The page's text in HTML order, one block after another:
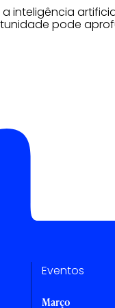
inteligência
pode
Eventos
Março